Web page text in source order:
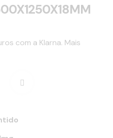
com a Klarna. Mais